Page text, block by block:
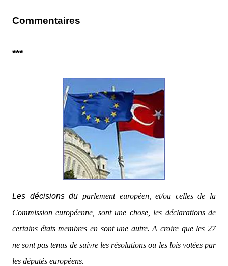
Commentaires
***
Les décisions du parlement européen, et/ou celles de la
Commission européenne, sont une chose, les déclarations de
certains états membres en sont une autre. A croire que les 27
ne sont pas tenus de suivre les résolutions ou les lois votées par
les députés européens.